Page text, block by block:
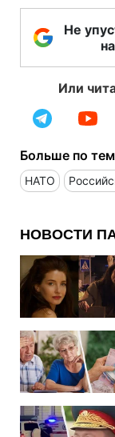
Не
Или
Больше по
НАТО